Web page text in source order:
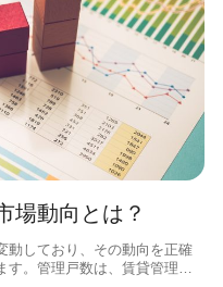
場動向とは？
動しており、その動向を正確
。管理戸数は、賃貸管理会